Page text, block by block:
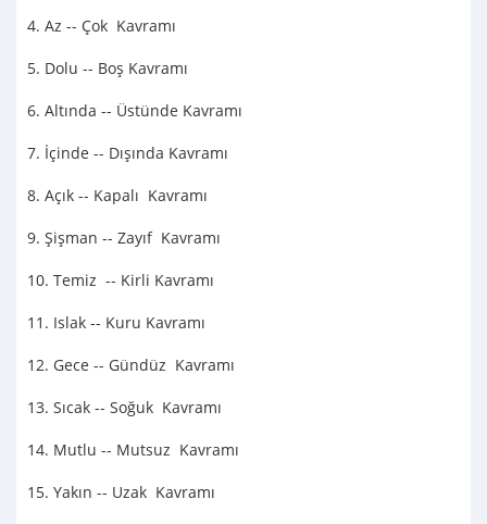
4. Az -- Çok Kavramı
5. Dolu -- Boş Kavramı
6. Altında -- Üstünde Kavramı
7. İçinde -- Dışında Kavramı
8. Açık -- Kapalı Kavramı
9. Şişman -- Zayıf Kavramı
10. Temiz -- Kirli Kavramı
11. Islak -- Kuru Kavramı
12. Gece -- Gündüz Kavramı
13. Sıcak -- Soğuk Kavramı
14. Mutlu -- Mutsuz Kavramı
15. Yakın -- Uzak Kavramı